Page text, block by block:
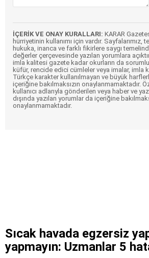
İÇERİK VE ONAY KURALLARI: KARAR
hürriyetinin kullanımı için vardır. Sayfalarımız,
hukuka, inanca ve farklı fikirlere saygı
değerler çerçevesinde yazılan yorumlara
imla kalitesi gazete kadar okurların da
küfür, rencide edici cümleler veya imalar, imla
Türkçe karakter kullanılmayan ve büyük
içeriğine bakılmaksızın onaylanmamaktadır.
kullanıcı adlarıyla gönderilen veya haber ve
dışında yazılan yorumlar da içeriğine
onaylanmamaktadır.
Sıcak havada egzersiz
yapmayın: Uzmanlar 5